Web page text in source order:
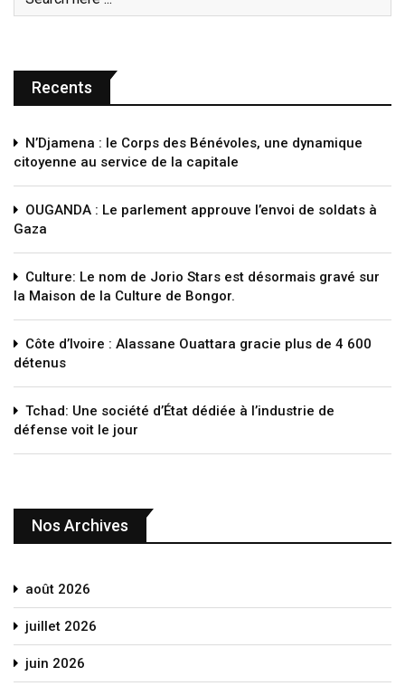
Recents
N’Djamena : le Corps des Bénévoles, une dynamique
citoyenne au service de la capitale
OUGANDA : Le parlement approuve l’envoi de soldats à
Gaza
Culture: Le nom de Jorio Stars est désormais gravé sur
la Maison de la Culture de Bongor.
Côte d’Ivoire : Alassane Ouattara gracie plus de 4 600
détenus
Tchad: Une société d’État dédiée à l’industrie de
défense voit le jour
Nos Archives
août 2026
juillet 2026
juin 2026